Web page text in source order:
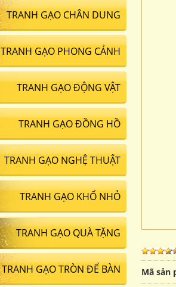
Mã sản
TRANH GẠO CHÂN DUNG
TRANH GẠO PHONG CẢNH
TRANH GẠO ĐỘNG VẬT
TRANH GẠO ĐỒNG HỒ
TRANH GẠO NGHỆ THUẬT
TRANH GẠO KHỔ NHỎ
TRANH GẠO QUÀ TẶNG
TRANH GẠO TRÒN ĐỂ BÀN